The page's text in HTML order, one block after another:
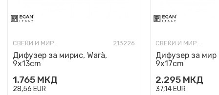
СВЕЌИ И МИРИСИ 213226
Дифузер за мирис, Warà,
9x13cm
1.765 МКД
28,56 EUR
СВЕЌИ И МИРИСИ
Дифузер за
9x17cm
2.295 МКД
37,14 EUR